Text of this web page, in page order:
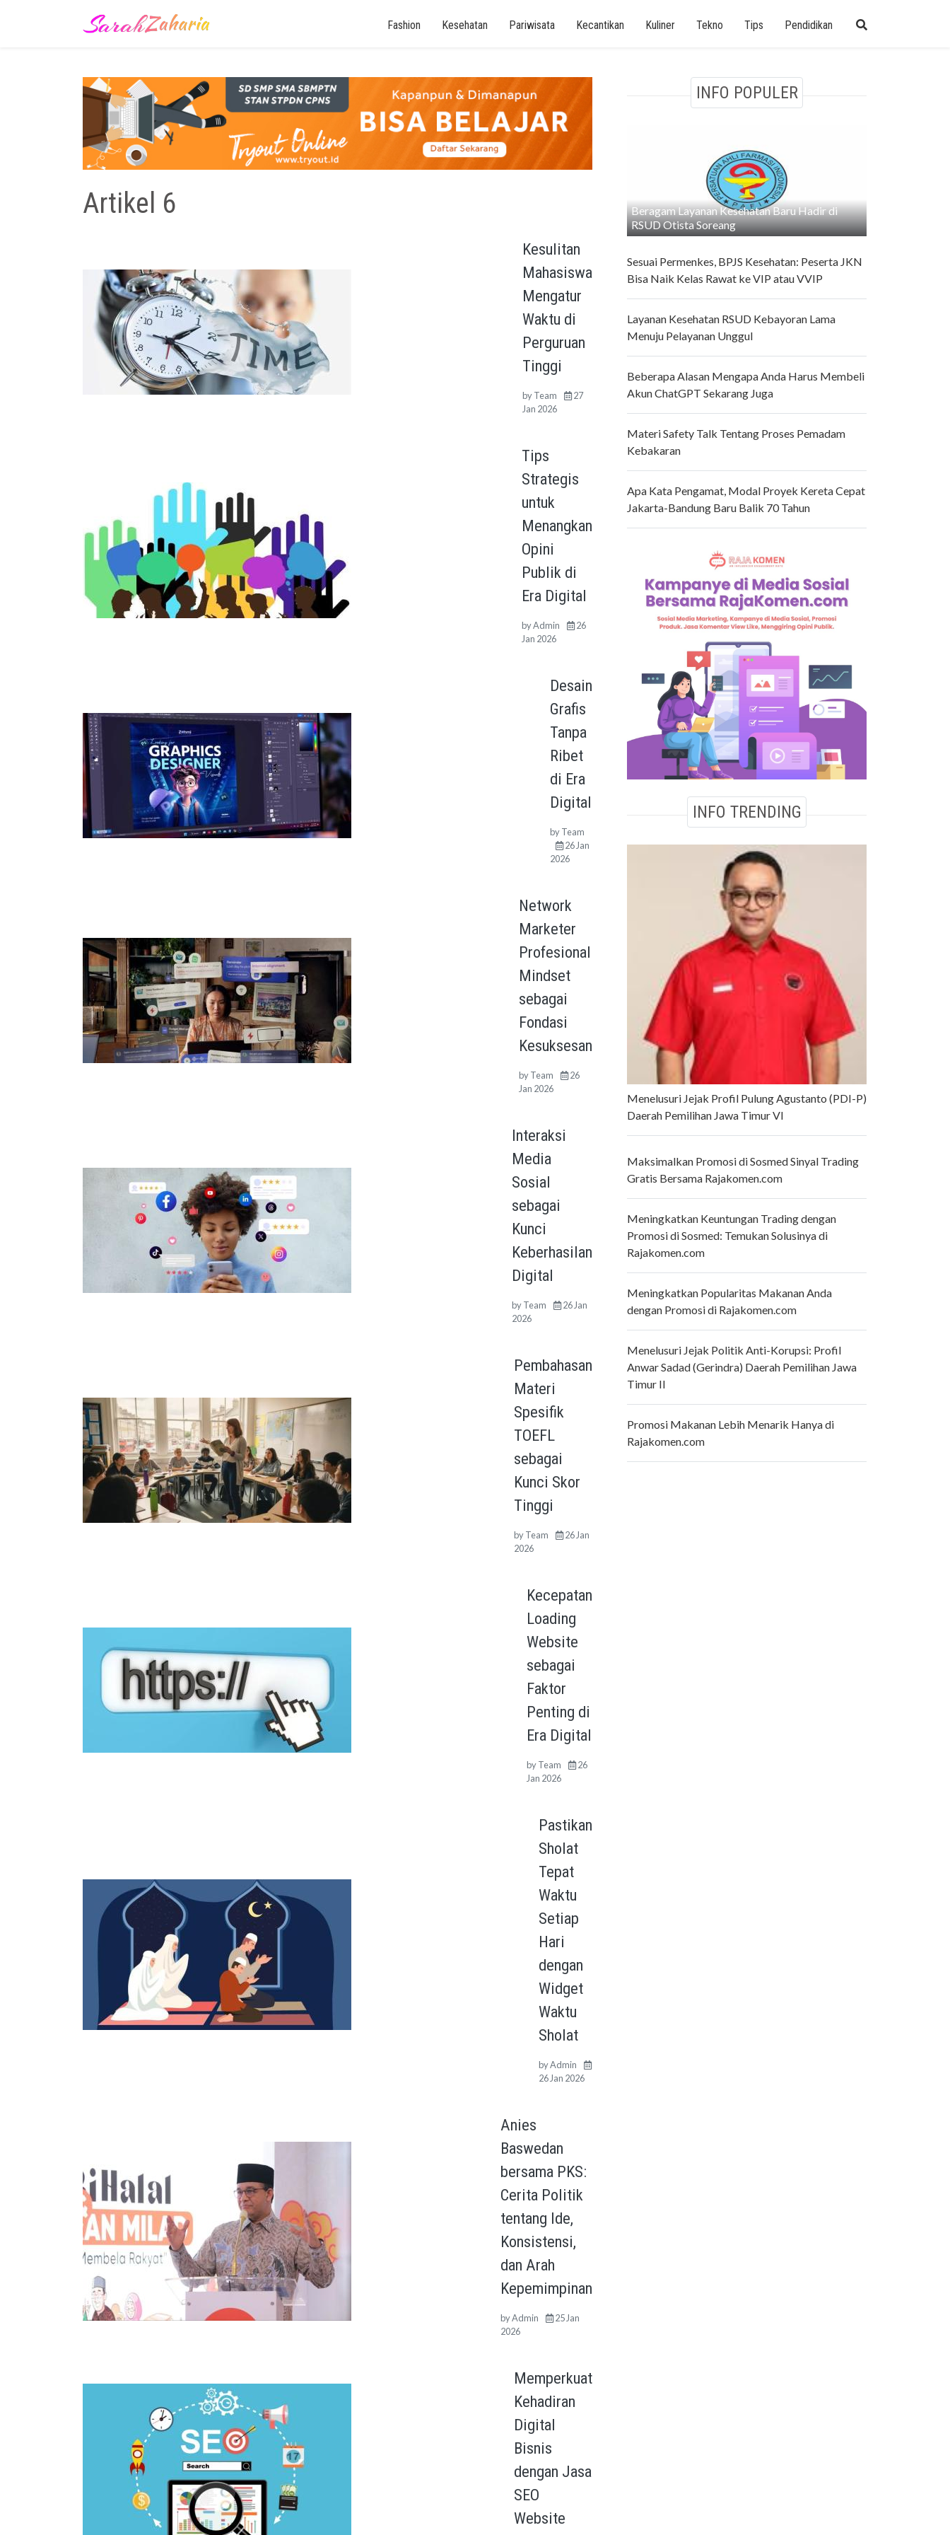
Fashion Kesehatan Pariwisata Kecantikan Kuliner Tekno Tips Pendidikan
Artikel 6
Kesulitan
Mahasiswa
Mengatur
Waktu di
Perguruan
Tinggi
byTeam
27
Jan 2026
Tips
Strategis
untuk
Menangkan
Opini
Publik di
Era Digital
byAdmin
26
Jan 2026
Desain
Grafis
Tanpa
Ribet
di Era
Digital
byTeam
26 Jan
2026
Network
Marketer
Profesional
Mindset
sebagai
Fondasi
Kesuksesan
byTeam
26
Jan 2026
Interaksi
Media
Sosial
sebagai
Kunci
Keberhasilan
Digital
byTeam
26 Jan
2026
Pembahasan
Materi
Spesifik
TOEFL
sebagai
Kunci Skor
Tinggi
byTeam
26 Jan
2026
Kecepatan
Loading
Website
sebagai
Faktor
Penting di
Era Digital
byTeam
26
Jan 2026
Pastikan
Sholat
Tepat
Waktu
Setiap
Hari
dengan
Widget
Waktu
Sholat
byAdmin
26 Jan 2026
Anies
Baswedan
bersama PKS:
Cerita Politik
tentang Ide,
Konsistensi,
dan Arah
Kepemimpinan
byAdmin
25 Jan
2026
Memperkuat
Kehadiran
Digital
Bisnis
dengan Jasa
SEO
Website
INFO POPULER
Beragam Layanan Kesehatan Baru Hadir di
RSUD Otista Soreang
Sesuai Permenkes, BPJS Kesehatan: Peserta JKN
Bisa Naik Kelas Rawat ke VIP atau VVIP
Layanan Kesehatan RSUD Kebayoran Lama
Menuju Pelayanan Unggul
Beberapa Alasan Mengapa Anda Harus Membeli
Akun ChatGPT Sekarang Juga
Materi Safety Talk Tentang Proses Pemadam
Kebakaran
Apa Kata Pengamat, Modal Proyek Kereta Cepat
Jakarta-Bandung Baru Balik 70 Tahun
INFO TRENDING
Menelusuri Jejak Profil Pulung Agustanto (PDI-P)
Daerah Pemilihan Jawa Timur VI
Maksimalkan Promosi di Sosmed Sinyal Trading
Gratis Bersama Rajakomen.com
Meningkatkan Keuntungan Trading dengan
Promosi di Sosmed: Temukan Solusinya di
Rajakomen.com
Meningkatkan Popularitas Makanan Anda
dengan Promosi di Rajakomen.com
Menelusuri Jejak Politik Anti-Korupsi: Profil
Anwar Sadad (Gerindra) Daerah Pemilihan Jawa
Timur II
Promosi Makanan Lebih Menarik Hanya di
Rajakomen.com